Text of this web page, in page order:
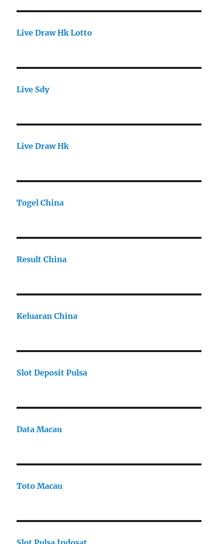
Live Draw Hk Lotto
Live Sdy
Live Draw Hk
Togel China
Result China
Keluaran China
Slot Deposit Pulsa
Data Macau
Toto Macau